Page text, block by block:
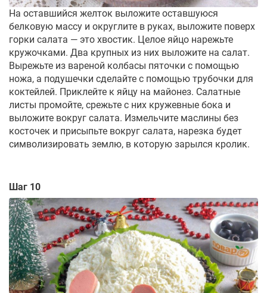
На оставшийся желток выложите оставшуюся
белковую массу и округлите в руках, выложите поверх
горки салата — это хвостик. Целое яйцо нарежьте
кружочками. Два крупных из них выложите на салат.
Вырежьте из вареной колбасы пяточки с помощью
ножа, а подушечки сделайте с помощью трубочки для
коктейлей. Приклейте к яйцу на майонез. Салатные
листы промойте, срежьте с них кружевные бока и
выложите вокруг салата. Измельчите маслины без
косточек и присыпьте вокруг салата, нарезка будет
символизировать землю, в которую зарылся кролик.
Шаг 10